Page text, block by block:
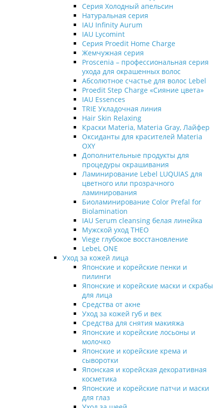
Серия Холодный апельсин
Натуральная серия
IAU Infinity Aurum
IAU Lycomint
Серия Proedit Home Charge
Жемчужная серия
Proscenia – профессиональная серия
ухода для окрашенных волос
Абсолютное счастье для волос Lebel
Proedit Step Charge «Сияние цвета»
IAU Essences
TRIE Укладочная линия
Hair Skin Relaxing
Краски Materia, Materia Gray, Лайфер
Оксиданты для красителей Materia
OXY
Дополнительные продукты для
процедуры окрашивания
Ламинирование Lebel LUQUIAS для
цветного или прозрачного
ламинирования
Биоламинирование Color Prefal for
Biolamination
IAU Serum cleansing белая линейка
Мужской уход THEO
Viege глубокое восстановление
LebeL ONE
Уход за кожей лица
Японские и корейские пенки и
пилинги
Японские и корейские маски и скрабы
для лица
Средства от акне
Уход за кожей губ и век
Средства для снятия макияжа
Японские и корейские лосьоны и
молочко
Японские и корейские крема и
сыворотки
Японская и корейская декоративная
косметика
Японские и корейские патчи и маски
для глаз